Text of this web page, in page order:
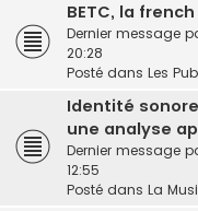
BETC, la
Dernier message
20:28
Posté dans Les
Identité
une analyse
Dernier message
12:55
Posté dans La